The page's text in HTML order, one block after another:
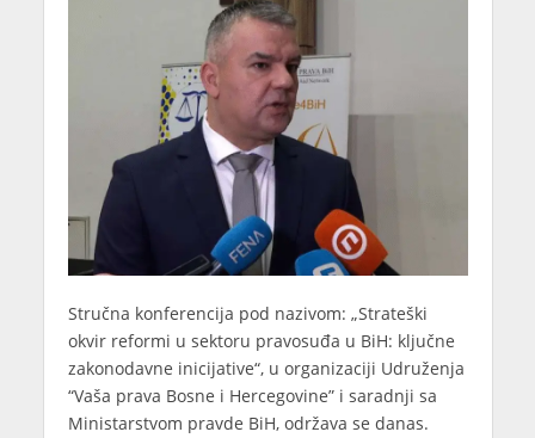
Stručna konferencija pod nazivom: „Strateški
okvir reformi u sektoru pravosuđa u BiH: ključne
zakonodavne inicijative“, u organizaciji Udruženja
“Vaša prava Bosne i Hercegovine” i saradnji sa
Ministarstvom pravde BiH, održava se danas.